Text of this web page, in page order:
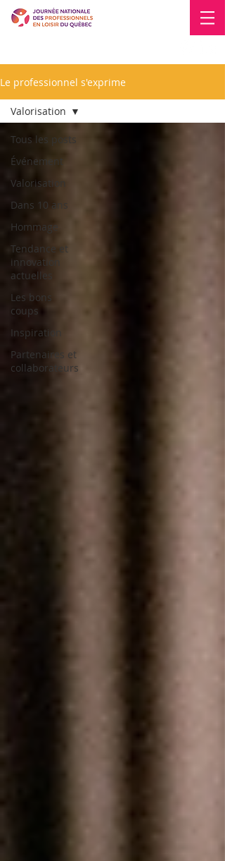
Le professionnel s'exprime
Tous les posts
Événement
Valorisation
Dans 10 ans
Hommage
Tendance et
innovation
actuelles
Les bons
coups
Inspiration
Partenaires et
collaborateurs
Valorisation